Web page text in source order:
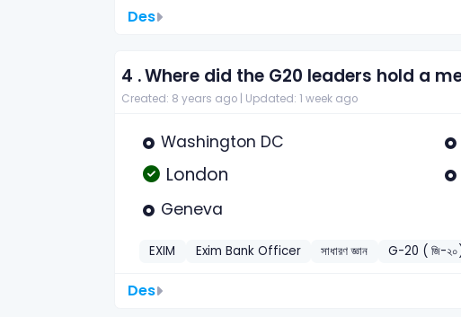
Des
4 .Where did the G20 leaders hold a
Created: 8 years ago | Updated: 1 week ago
Washington DC
London
Geneva
EXIM Exim Bank Officer সাধারণ জ্ঞান G-20 ( জি-
Des